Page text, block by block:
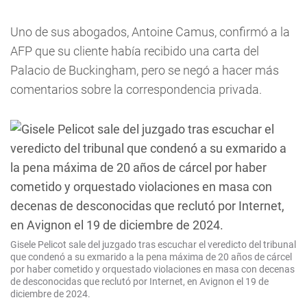
Uno de sus abogados, Antoine Camus, confirmó a la
AFP que su cliente había recibido una carta del
Palacio de Buckingham, pero se negó a hacer más
comentarios sobre la correspondencia privada.
Gisele Pelicot sale del juzgado tras escuchar el veredicto del tribunal
que condenó a su exmarido a la pena máxima de 20 años de cárcel
por haber cometido y orquestado violaciones en masa con decenas
de desconocidas que reclutó por Internet, en Avignon el 19 de
diciembre de 2024.